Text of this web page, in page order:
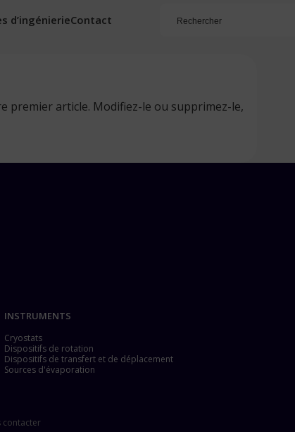
d’ingénierieContact
premier article. Modifiez-le ou supprimez-le,
INSTRUMENTS
Cryostats
Dispositifs de rotation
Dispositifs de transfert et de déplacement
Sources d'évaporation
contacter